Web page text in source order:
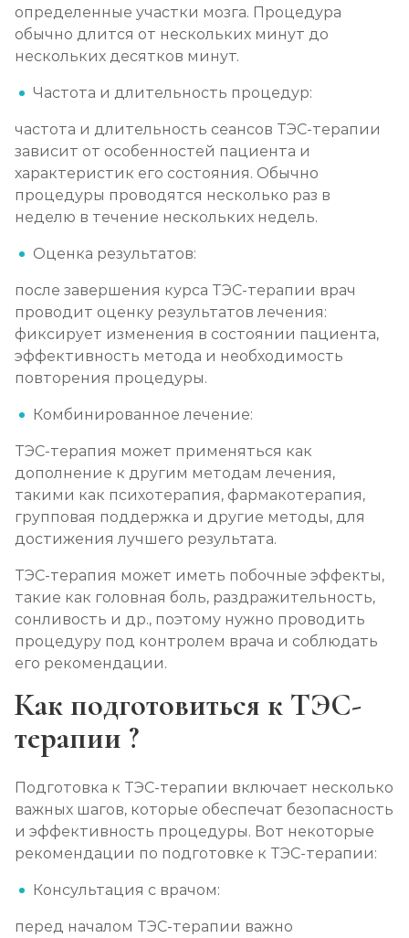
определенные участки мозга. Процедура
обычно длится от нескольких минут до
нескольких десятков минут.
Частота и длительность процедур:
частота и длительность сеансов ТЭС-терапии
зависит от особенностей пациента и
характеристик его состояния. Обычно
процедуры проводятся несколько раз в
неделю в течение нескольких недель.
Оценка результатов:
после завершения курса ТЭС-терапии врач
проводит оценку результатов лечения:
фиксирует изменения в состоянии пациента,
эффективность метода и необходимость
повторения процедуры.
Комбинированное лечение:
ТЭС-терапия может применяться как
дополнение к другим методам лечения,
такими как психотерапия, фармакотерапия,
групповая поддержка и другие методы, для
достижения лучшего результата.
ТЭС-терапия может иметь побочные эффекты,
такие как головная боль, раздражительность,
сонливость и др., поэтому нужно проводить
процедуру под контролем врача и соблюдать
его рекомендации.
Как подготовиться к ТЭС-
терапии ?
Подготовка к ТЭС-терапии включает несколько
важных шагов, которые обеспечат безопасность
и эффективность процедуры. Вот некоторые
рекомендации по подготовке к ТЭС-терапии:
Консультация с врачом:
перед началом ТЭС-терапии важно